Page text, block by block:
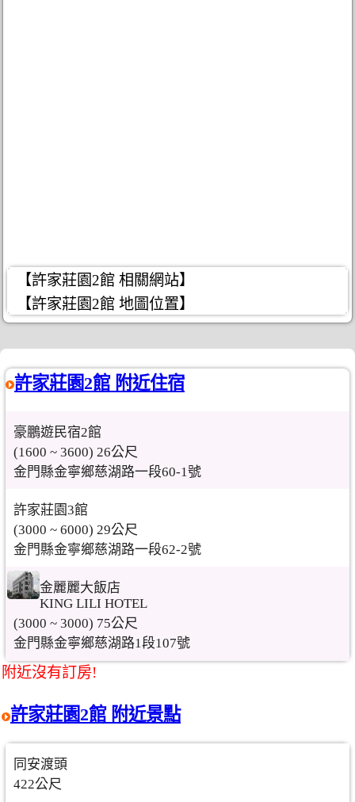
【許家莊園2館 相關網站】
【許家莊園2館 地圖位置】
許家莊園2館 附近住宿
豪鵬遊民宿2館
(1600 ~ 3600) 26公尺
金門縣金寧鄉慈湖路一段60-1號
許家莊園3館
(3000 ~ 6000) 29公尺
金門縣金寧鄉慈湖路一段62-2號
金麗麗大飯店
KING LILI HOTEL
(3000 ~ 3000) 75公尺
金門縣金寧鄉慈湖路1段107號
附近沒有訂房!
許家莊園2館 附近景點
同安渡頭
422公尺